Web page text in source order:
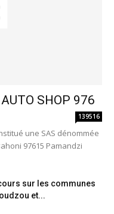
SHOP 976
139516
une SAS dénommée
97615 Pamandzi
sur les communes
et...